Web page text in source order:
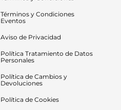
Términos y Condiciones
Eventos
Aviso de Privacidad
Política Tratamiento de Datos
Personales
Política de Cambios y
Devoluciones
Política de Cookies